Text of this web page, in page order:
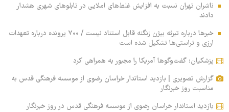
ناشران تهران نسبت به افزایش غلط‌های املایی در تابلوهای شهری هشدار
دادند
خبرها درباره تبرئه بیژن زنگنه قابل استناد نیست / ۷۰۰ پرونده درباره تعهدات
ارزی و تراستی‌ها تشکیل شده است
پزشکیان: گفت‌وگوها آمریکا را مجبور به همراهی کرد
گزارش تصویری | بازدید استاندار خراسان رضوی از موسسه فرهنگی قدس به
مناسبت روز خبرنگار
بازدید استاندار خراسان رضوی از موسسه فرهنگی قدس در روز خبرنگار